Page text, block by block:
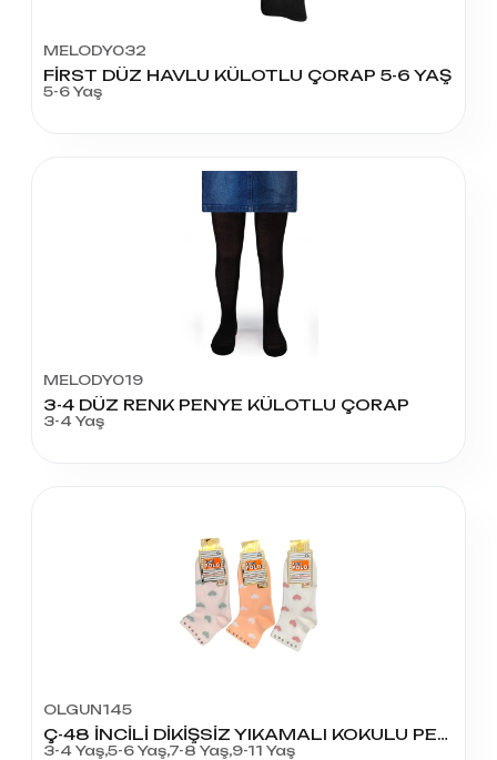
MELODY032
FİRST DÜZ HAVLU KÜLOTLU ÇORAP 5-6 YAŞ
5-6 Yaş
MELODY019
3-4 DÜZ RENK PENYE KÜLOTLU ÇORAP
3-4 Yaş
OLGUN145
Ç-48 İNCİLİ DİKİŞSİZ YIKAMALI KOKULU PENYE
3-4 Yaş,5-6 Yaş,7-8 Yaş,9-11 Yaş